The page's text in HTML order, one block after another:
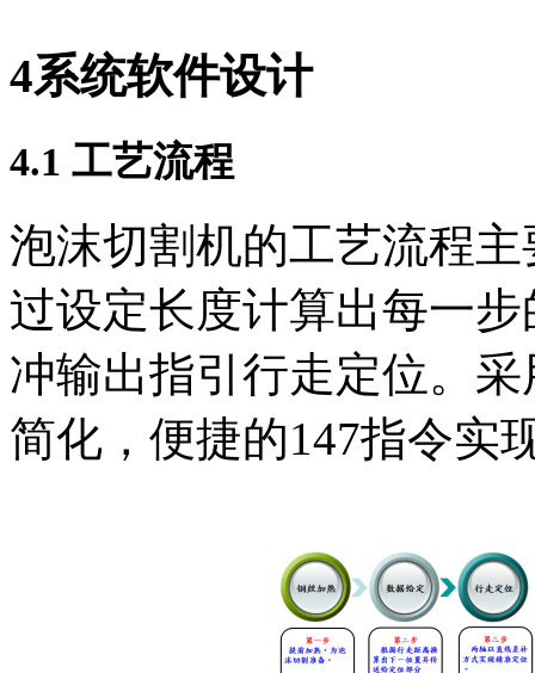
4系统软件设计
4.1 工艺流程
泡沫切割机的工艺流程
过设定长度计算出每一
冲输出指引行走定位。
简化，便捷的147指令实